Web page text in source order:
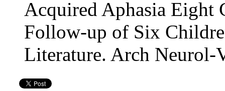
Acquired Aphasia Eight
Follow-up of Six
Literature. Arch Neurol-